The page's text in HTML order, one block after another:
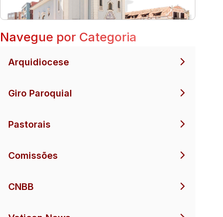
Navegue por Categoria
Arquidiocese
Giro Paroquial
Pastorais
Comissões
CNBB